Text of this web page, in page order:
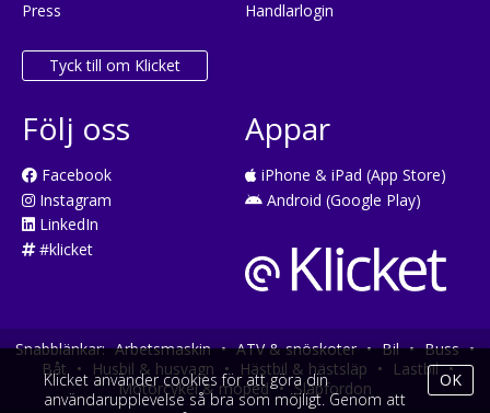
Press
Tyck till om Klicket
Handlarlogin
Följ oss
Facebook
Instagram
LinkedIn
#klicket
Appar
iPhone & iPad (App Store)
Android (Google Play)
Snabblänkar: Arbetsmaskin • ATV & snöskoter • Bil • Buss •
Båt • Husbil & husvagn • Hästbil & hästsläp • Lastbil •
Motorcykel & moped • Släpfordon
Klicket använder cookies för att göra din
användarupplevelse så bra som möjligt. Genom att
OK